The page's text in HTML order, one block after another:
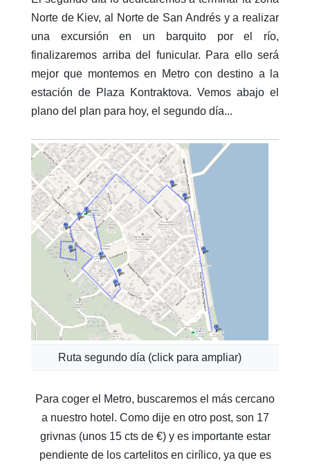
Norte de Kiev, al Norte de San Andrés y a realizar
una excursión en un barquito por el río,
finalizaremos arriba del funicular. Para ello será
mejor que montemos en Metro con destino a la
estación de Plaza Kontraktova. Vemos abajo el
plano del plan para hoy, el segundo día...
Ruta segundo día (click para ampliar)
Para coger el Metro, buscaremos el más cercano
a nuestro hotel. Como dije en otro post, son 17
grivnas (unos 15 cts de €) y es importante estar
pendiente de los cartelitos en cirílico, ya que es